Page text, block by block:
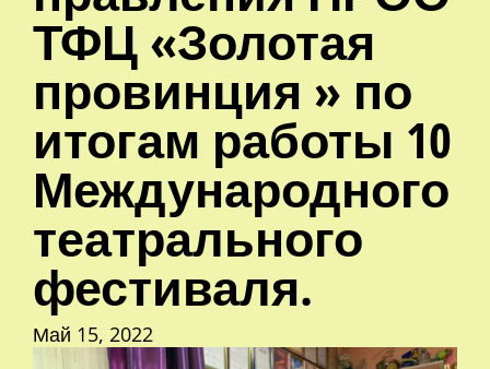
ТФЦ «Золотая
провинция » по
итогам работы 10
Международного
театрального
фестиваля.
Май 15, 2022